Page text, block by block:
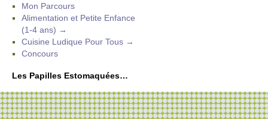
Mon Parcours
Alimentation et Petite Enfance
(1-4 ans) →
Cuisine Ludique Pour Tous →
Concours
Les Papilles Estomaquées…